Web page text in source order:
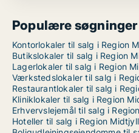
Populære søgninger
Kontorlokaler til salg i Region
Butikslokaler til salg i Region
Lagerlokaler til salg i Region
Værkstedslokaler til salg i
Restaurantlokaler til salg i
Kliniklokaler til salg i Region
Erhvervslejemål til salg i
Hoteller til salg i Region